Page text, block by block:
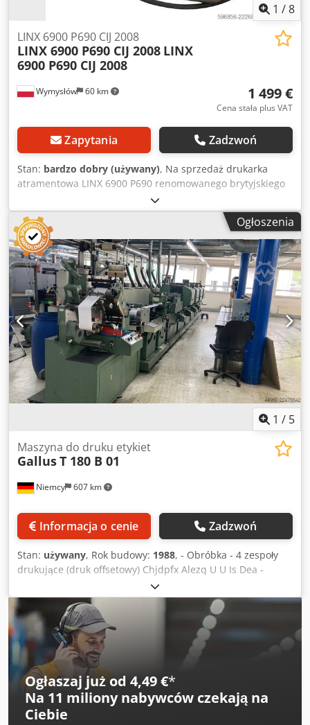
1 /8
Wymysłów 60 km
LINX 6900 P690 CIJ 2008
LINX 6900 P690 CIJ 2008 LINX
6900 P690 CIJ 2008
1 499 €
Cena stała plus VAT
Zapytania Zadzwoń
Stan: bardzo dobry (używany), Na sprzedaż drukarka
atramentowa LINX 6900 P690 renomowanego brytyjskiego
producenta LINX Printing Technologies. Jest to
profesjonalna drukarka przemysłowa wykorzystująca
technologię Continuous Ink Jet (CIJ), przeznaczona do
szybkiego znakowania produktów na liniach
produkcyjnych. Urządzenie umożliwia nanoszenie dat
produkcji, dat ważności, numerów partii (LOT), numerów
seryjnych, kodów oraz innych oznaczeń na różnego rodzaju
opakowaniach i produktach. Dane techniczne Producent:
LINX Printing Technologies plc Model: 6900 P690 Rok
produkcji: 2008 Numer seryjny: EM060 Technologia druku:
Continuous Ink Jet (CIJ) Zasilanie: 100–230 V AC, 50/60 Hz
Wbudowany wyświetlacz LCD Klawiatura alfanumeryczna
Interfejs RS-232 Wejścia dla enkodera (Primary / Secondary
Shaft Encoder) Wyjście alarmowe Obudowa ze stali
nierdzewnej Zastosowanie Drukarka znajduje
chemicznym, produkcyjnym, opakowaniowym. Umożliwia
drukowanie m.in.: dat produkcji, terminów ważności,
seryjnych, kodów identyfikacyjnych, tekstów i oznaczeń na
dobrym stanie wizualnym. Widoczne są normalne ślady
użytkowania wynikające z eksploatacji.
Ogłoszenia
1 / 5
Niemcy 607 km
Maszyna do druku etykiet
GallusT 180 B 01
Informacja o cenie Zadzwoń
Stan: używany, Rok budowy: 1988, - Obróbka - 4 zespoły
drukujące (druk offsetowy) Chjdpfx Alezq U U Is Dea -
Lakierowanie UV - Bigowanie - Nawijanie
Ogłaszaj już od 4,49 €*
Na 11 miliony nabywców czekają na
Ciebie